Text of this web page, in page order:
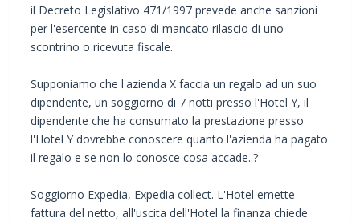
il Decreto Legislativo 471/1997 prevede anche sanzioni
per l'esercente in caso di mancato rilascio di uno
scontrino o ricevuta fiscale.
Supponiamo che l'azienda X faccia un regalo ad un suo
dipendente, un soggiorno di 7 notti presso l'Hotel Y, il
dipendente che ha consumato la prestazione presso
l'Hotel Y dovrebbe conoscere quanto l'azienda ha pagato
il regalo e se non lo conosce cosa accade..?
Soggiorno Expedia, Expedia collect. L'Hotel emette
fattura del netto, all'uscita dell'Hotel la finanza chiede